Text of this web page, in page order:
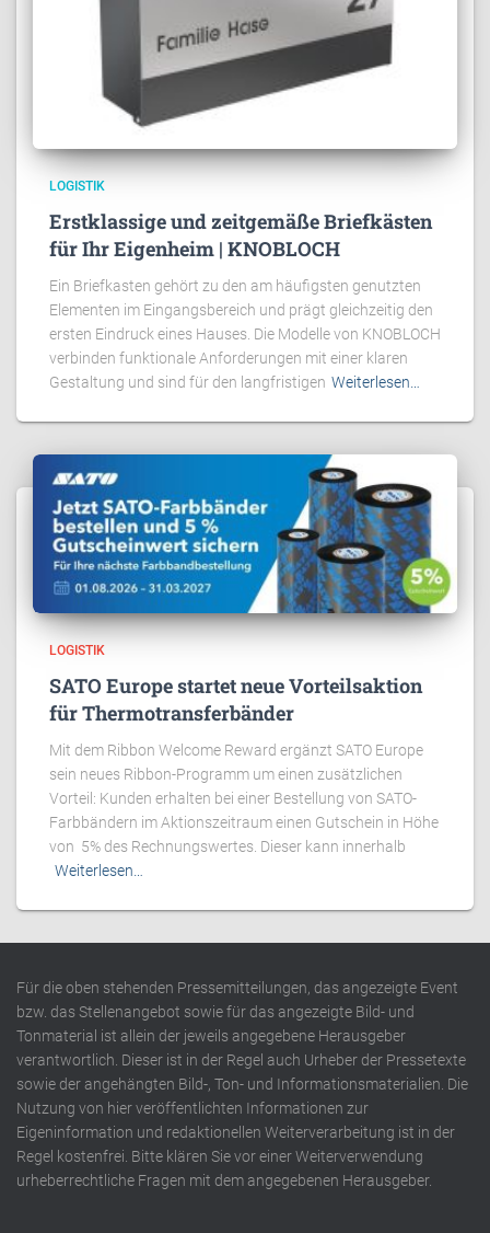
LOGISTIK
Erstklassige und zeitgemäße Briefkästen
für Ihr Eigenheim | KNOBLOCH
Ein Briefkasten gehört zu den am häufigsten genutzten
Elementen im Eingangsbereich und prägt gleichzeitig den
ersten Eindruck eines Hauses. Die Modelle von KNOBLOCH
verbinden funktionale Anforderungen mit einer klaren
Gestaltung und sind für den langfristigen Weiterlesen…
LOGISTIK
SATO Europe startet neue Vorteilsaktion
für Thermotransferbänder
Mit dem Ribbon Welcome Reward ergänzt SATO Europe
sein neues Ribbon-Programm um einen zusätzlichen
Vorteil: Kunden erhalten bei einer Bestellung von SATO-
Farbbändern im Aktionszeitraum einen Gutschein in Höhe
von 5% des Rechnungswertes. Dieser kann innerhalb
Weiterlesen…
Für die oben stehenden Pressemitteilungen, das angezeigte Event
bzw. das Stellenangebot sowie für das angezeigte Bild- und
Tonmaterial ist allein der jeweils angegebene Herausgeber
verantwortlich. Dieser ist in der Regel auch Urheber der Pressetexte
sowie der angehängten Bild-, Ton- und Informationsmaterialien. Die
Nutzung von hier veröffentlichten Informationen zur
Eigeninformation und redaktionellen Weiterverarbeitung ist in der
Regel kostenfrei. Bitte klären Sie vor einer Weiterverwendung
urheberrechtliche Fragen mit dem angegebenen Herausgeber.